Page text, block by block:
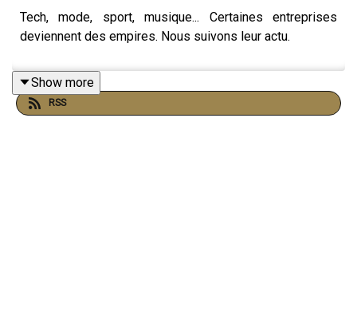
Tech, mode, sport, musique... Certaines entreprises
deviennent des empires. Nous suivons leur actu.
Show more
RSS